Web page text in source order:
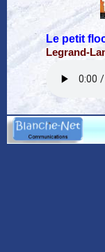
Le petit
Legrand-